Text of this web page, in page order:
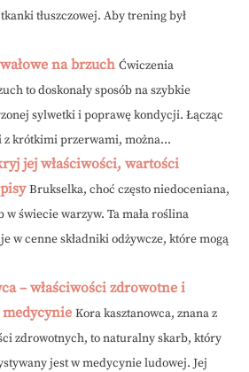
tłuszczowej. Aby trening był
na brzuch Ćwiczenia
to doskonały sposób na szybkie
sylwetki i poprawę kondycji. Łącząc
z krótkimi przerwami, można...
jej właściwości, wartości
Brukselka, choć często niedoceniana,
świecie warzyw. Ta mała roślina
w cenne składniki odżywcze, które mogą
– właściwości zdrowotne i
Kora kasztanowca, znana z
zdrowotnych, to naturalny skarb, który
jest w medycynie ludowej. Jej